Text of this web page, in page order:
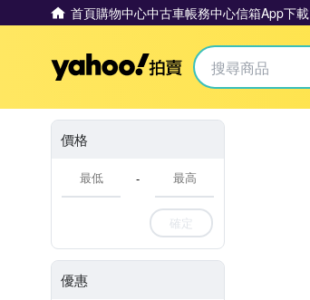
首頁購物中心中古車帳務中心信箱App下載
Yahoo拍賣
價格
-
確定
優惠